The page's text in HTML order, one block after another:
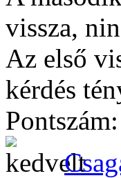
vissza,
Az első
kérdés
Pontszám: